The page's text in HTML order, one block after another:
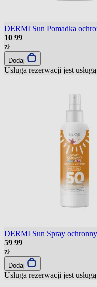
DERMI Sun Pomadka
10 99
zł
Dodaj
Usługa rezerwacji jest
DERMI Sun Spray
59 99
zł
Dodaj
Usługa rezerwacji jest